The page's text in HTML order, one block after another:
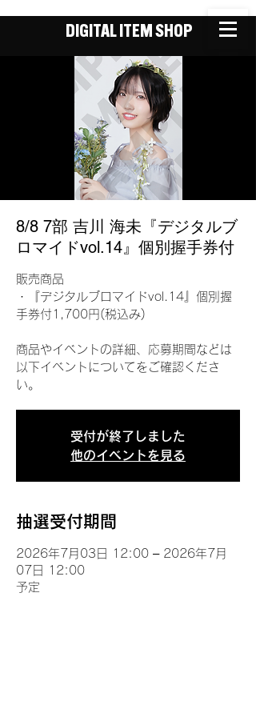
DIGITAL ITEM SHOP
8/8 7部 吉川 海未『デジタルブ
ロマイドvol.14』個別握手券付
販売商品
・『デジタルブロマイドvol.14』個別握
手券付1,700円(税込み)
商品やイベントの詳細、応募期間などは
以下イベントについてをご確認くださ
い。
受付が終了しました
他のイベントを見る
抽選受付期間
2026年7月03日 12:00 – 2026年7月
07日 12:00
予定